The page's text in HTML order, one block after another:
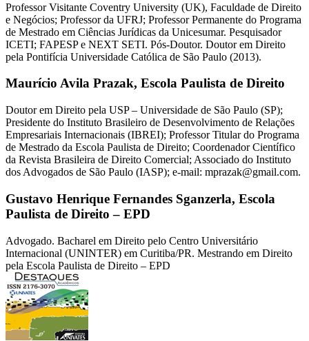
Professor Visitante Coventry University (UK), Faculdade de Direito
e Negócios; Professor da UFRJ; Professor Permanente do Programa
de Mestrado em Ciências Jurídicas da Unicesumar. Pesquisador
ICETI; FAPESP e NEXT SETI. Pós-Doutor. Doutor em Direito
pela Pontifícia Universidade Católica de São Paulo (2013).
Maurício Avila Prazak, Escola Paulista de Direito
Doutor em Direito pela USP – Universidade de São Paulo (SP);
Presidente do Instituto Brasileiro de Desenvolvimento de Relações
Empresariais Internacionais (IBREI); Professor Titular do Programa
de Mestrado da Escola Paulista de Direito; Coordenador Científico
da Revista Brasileira de Direito Comercial; Associado do Instituto
dos Advogados de São Paulo (IASP); e-mail: mprazak@gmail.com.
Gustavo Henrique Fernandes Sganzerla, Escola
Paulista de Direito – EPD
Advogado. Bacharel em Direito pelo Centro Universitário
Internacional (UNINTER) em Curitiba/PR. Mestrando em Direito
pela Escola Paulista de Direito – EPD